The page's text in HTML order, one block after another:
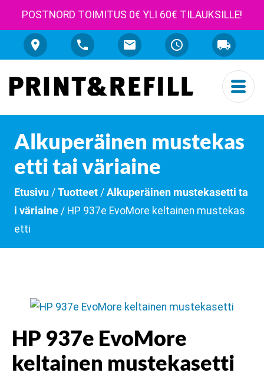
POSTNORD TOIMITUS 0€ YLI 60€ TILAUKSILLE!
Alkuperäinen mustekas
etti tai väriaine
Etusivu / Tuotteet / Alkuperäinen mustekasetti ta
i väriaine / HP 937e EvoMore keltainen mustekas
etti
HP 937e EvoMore
keltainen mustekasetti